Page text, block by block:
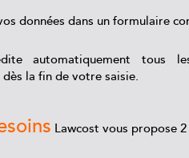
données dans un formulaire
automatiquement tous
la fin de votre saisie.
Lawcost vous propose